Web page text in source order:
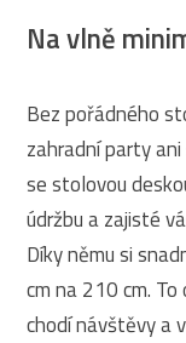
Na vlně
Bez pořádného
zahradní party
se stolovou
údržbu a zajisté
Díky němu si
cm na 210 cm.
chodí návštěvy a